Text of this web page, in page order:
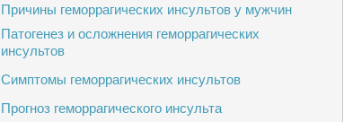
Причины геморрагических инсультов у мужчин
Патогенез и осложнения геморрагических
инсультов
Симптомы геморрагических инсультов
Прогноз геморрагического инсульта